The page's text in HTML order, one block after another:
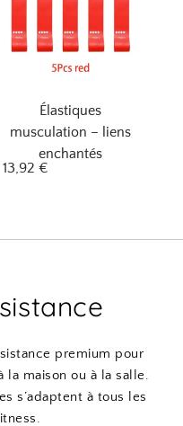
Élastiques
musculation – liens
enchantés
13,92 €
premium pour
maison ou à la salle.
s’adaptent à tous les